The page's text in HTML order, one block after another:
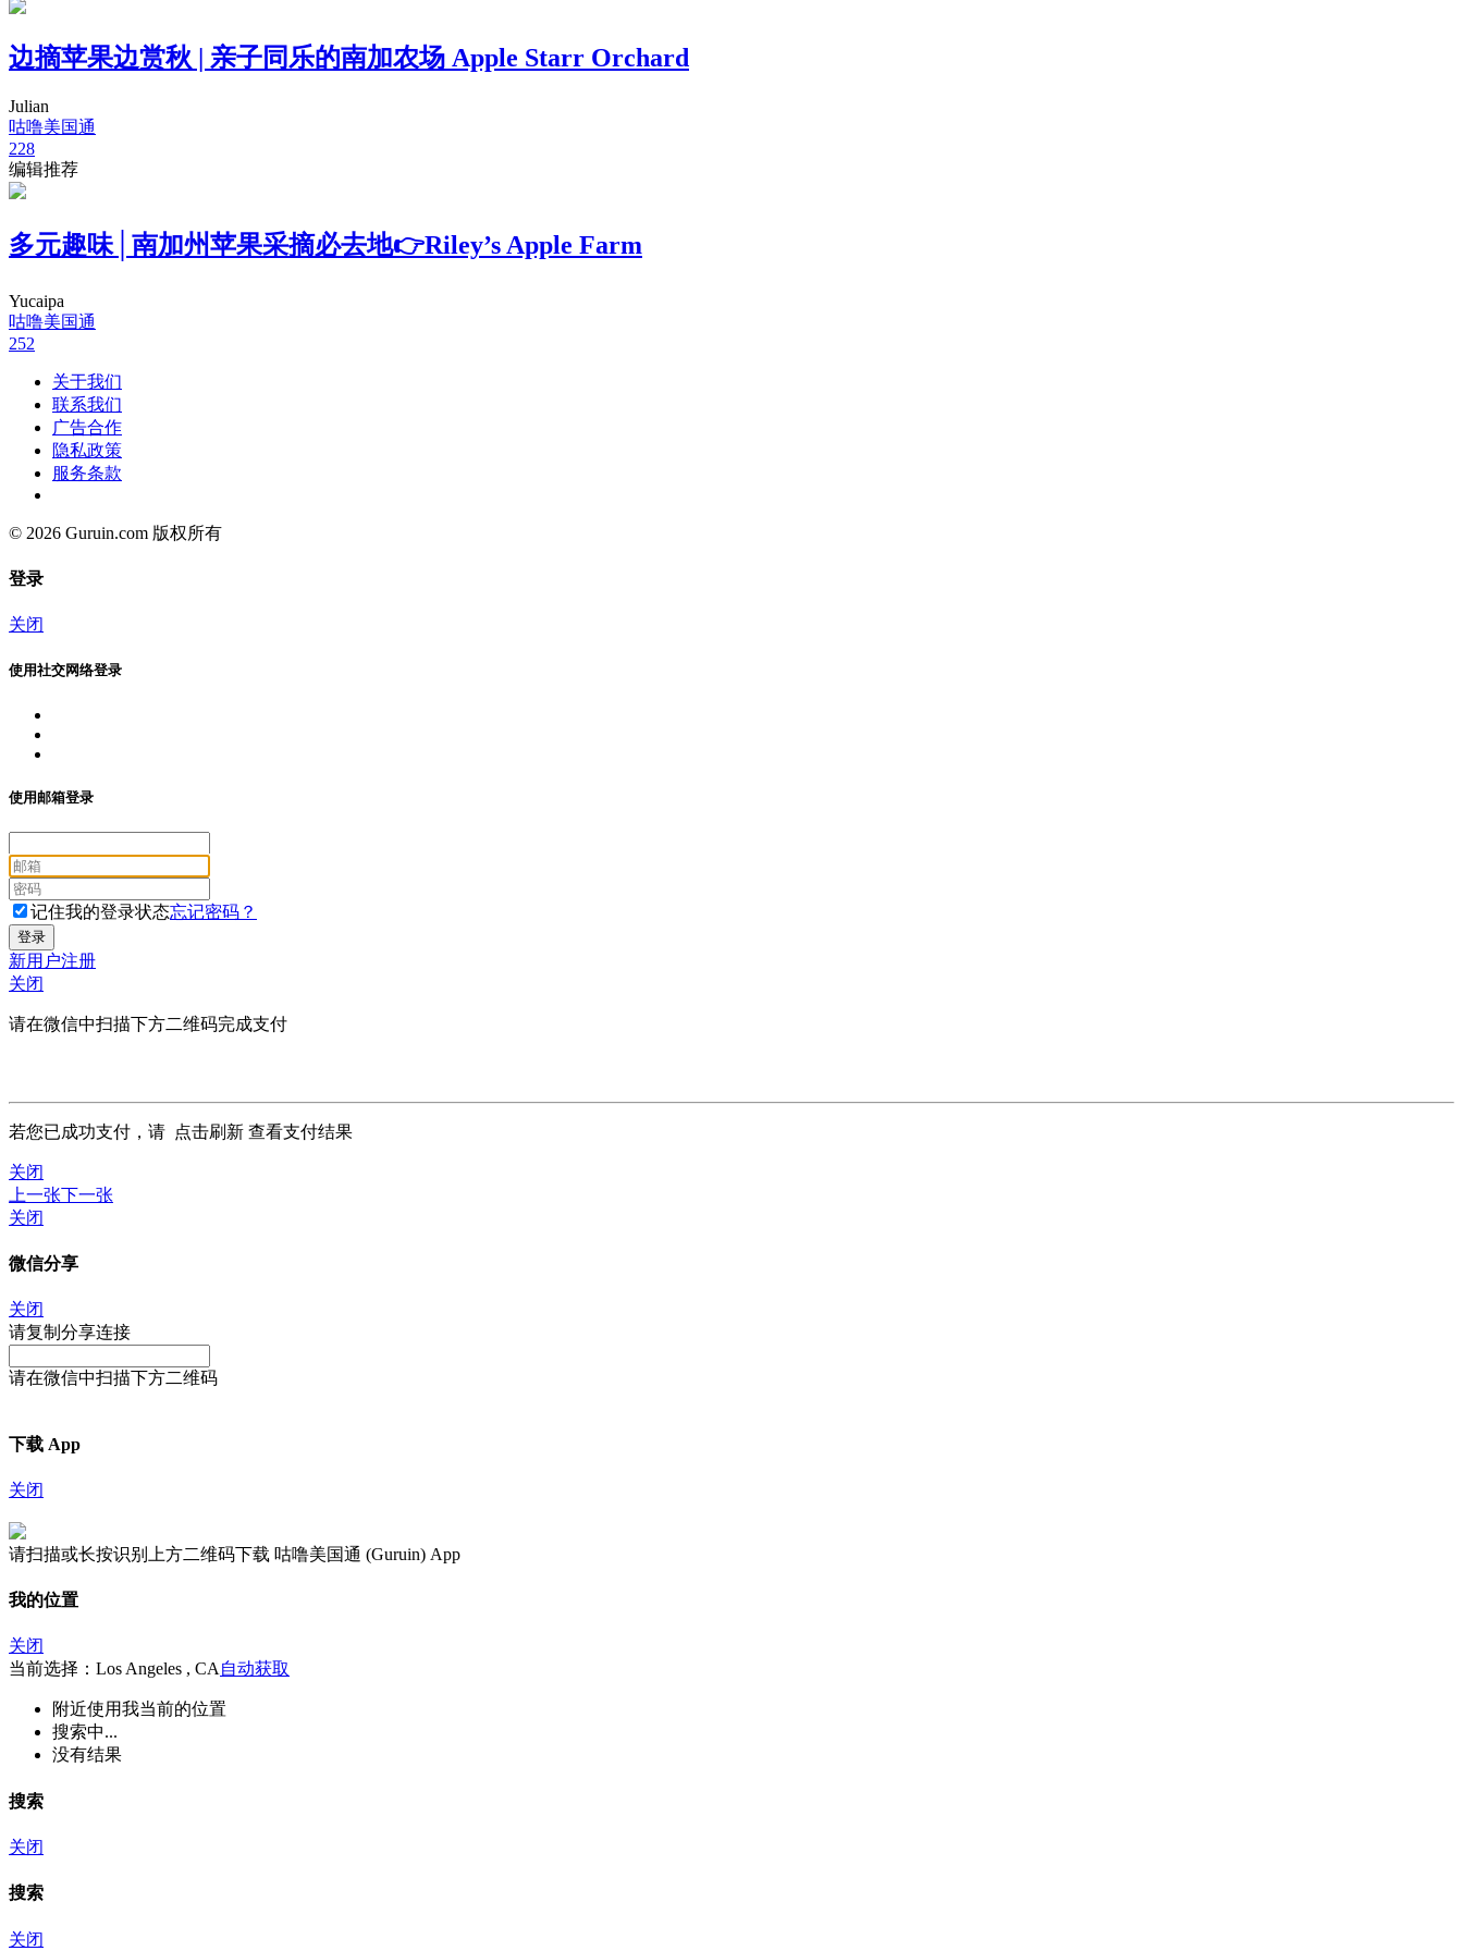
边摘苹果边赏秋 | 亲子同乐的南加农场 Apple Starr Orchard
Julian
咕噜美国通
228
编辑推荐
多元趣味│南加州苹果采摘必去地👉Riley’s Apple Farm
Yucaipa
咕噜美国通
252
关于我们
联系我们
广告合作
隐私政策
服务条款
© 2026 Guruin.com 版权所有
登录
关闭
使用社交网络登录
使用邮箱登录
记住我的登录状态忘记密码？
新用户注册
关闭
请在微信中扫描下方二维码完成支付
若您已成功支付，请 点击刷新 查看支付结果
关闭
上一张下一张
关闭
微信分享
关闭
请复制分享连接
请在微信中扫描下方二维码
下载 App
关闭
请扫描或长按识别上方二维码下载 咕噜美国通 (Guruin) App
我的位置
关闭
当前选择：Los Angeles , CA自动获取
附近使用我当前的位置
搜索中...
没有结果
搜索
关闭
搜索
关闭